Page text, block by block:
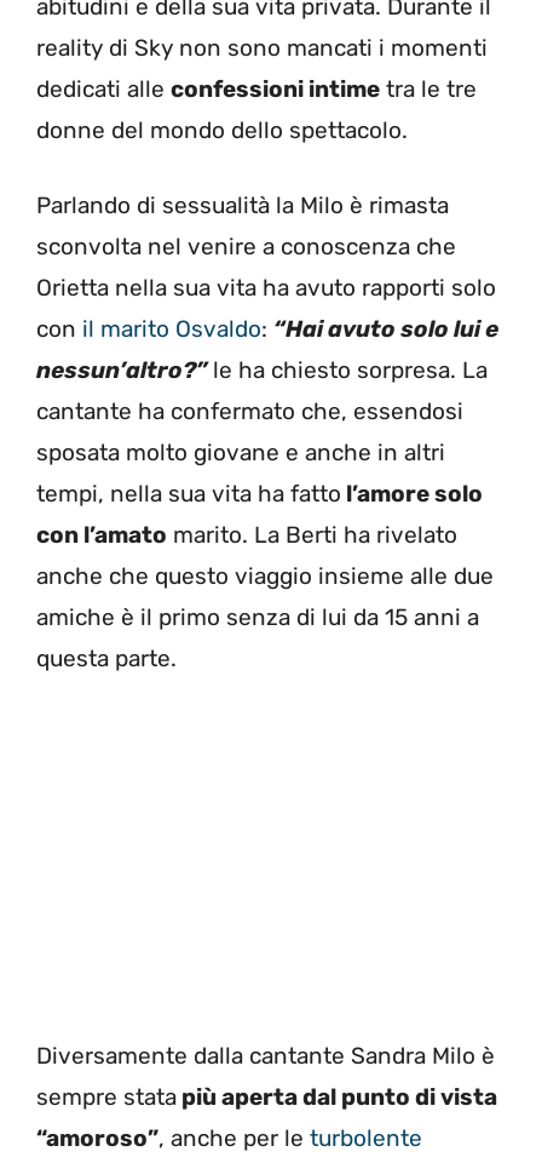
abitudini e della sua vita privata. Durante il
reality di Sky non sono mancati i momenti
dedicati alle confessioni intime tra le tre
donne del mondo dello spettacolo.
Parlando di sessualità la Milo è rimasta
sconvolta nel venire a conoscenza che
Orietta nella sua vita ha avuto rapporti solo
con il marito Osvaldo: “Hai avuto solo lui e
nessun’altro?”le ha chiesto sorpresa. La
cantante ha confermato che, essendosi
sposata molto giovane e anche in altri
tempi, nella sua vita ha fatto l’amore solo
con l’amato marito. La Berti ha rivelato
anche che questo viaggio insieme alle due
amiche è il primo senza di lui da 15 anni a
questa parte.
Diversamente dalla cantante Sandra Milo è
sempre stata più aperta dal punto di vista
“amoroso”, anche per le turbolente